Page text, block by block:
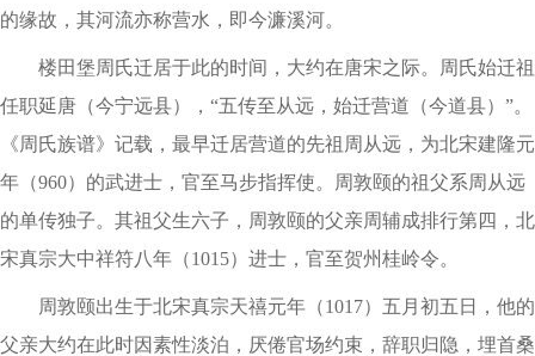
的缘故，其河流亦称营水，即今濂溪河。
楼田堡周氏迁居于此的时间，大约在唐宋之际。周氏始迁祖
任职延唐（今宁远县），“五传至从远，始迁营道（今道县）”。
《周氏族谱》记载，最早迁居营道的先祖周从远，为北宋建隆元
年（960）的武进士，官至马步指挥使。周敦颐的祖父系周从远
的单传独子。其祖父生六子，周敦颐的父亲周辅成排行第四，北
宋真宗大中祥符八年（1015）进士，官至贺州桂岭令。
周敦颐出生于北宋真宗天禧元年（1017）五月初五日，他的
父亲大约在此时因素性淡泊，厌倦官场约束，辞职归隐，埋首桑